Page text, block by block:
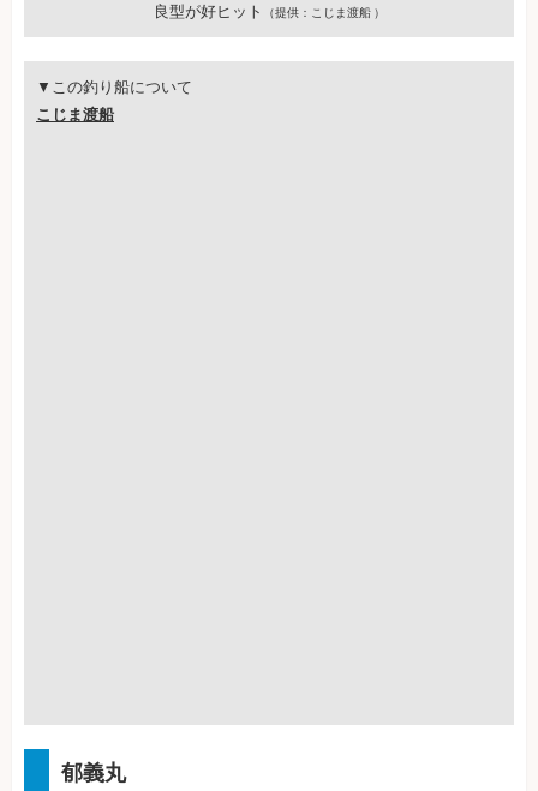
良型が好ヒット （提供：こじま渡船 ）
▼この釣り船について
こじま渡船
郁義丸